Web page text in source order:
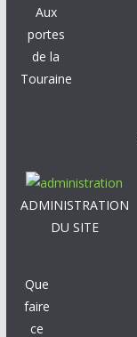
Aux
portes
de la
Touraine
ADMINISTRATION
DU SITE
Que
faire
ce